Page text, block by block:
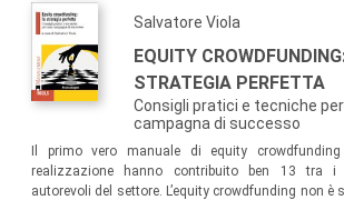
Salvatore Viola
EQUITY
STRATEGIA PERFETTA
Consigli pratici e tecniche
campagna di successo
Il primo vero manuale di equity
realizzazione hanno contribuito ben 13 tra i
autorevoli del settore. L’equity crowdfunding non
per raccogliere fondi da una platea di